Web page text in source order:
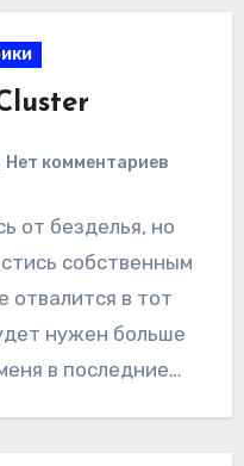
Нет комментариев
от безделья, но
собственным
отвалится в тот
нужен больше
в последние…